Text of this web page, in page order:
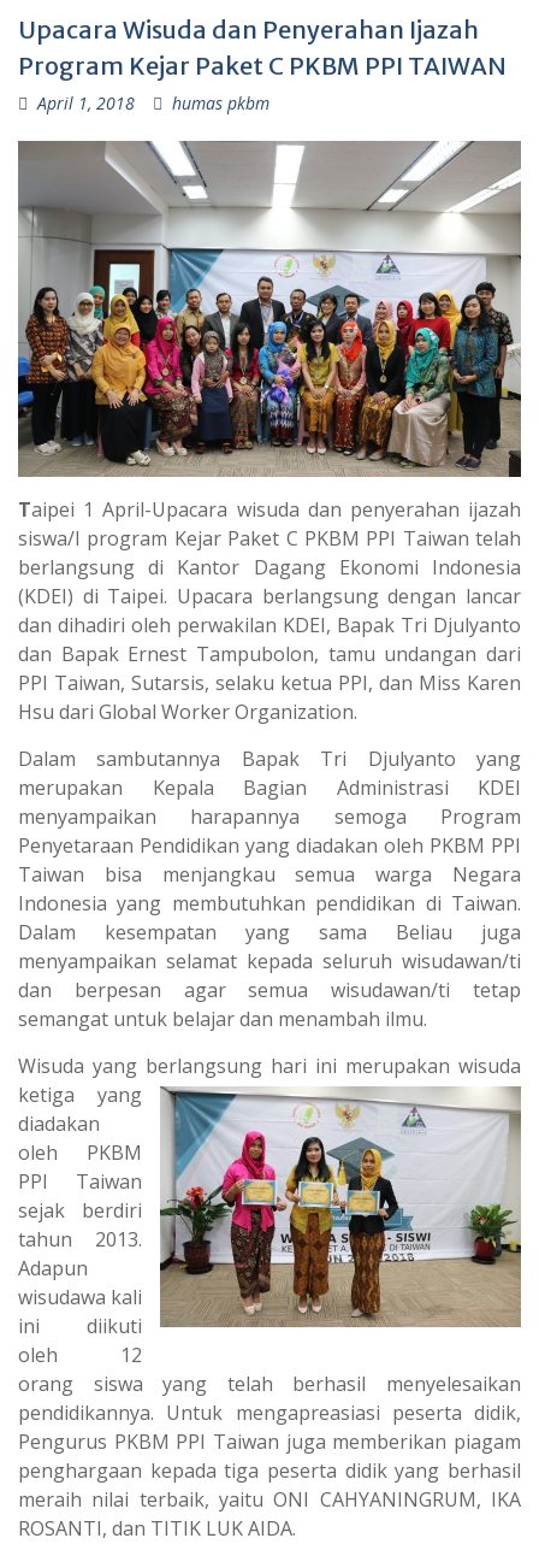
Upacara Wisuda dan Penyerahan Ijazah
Program Kejar Paket C PKBM PPI TAIWAN
April 1, 2018 humas pkbm
Taipei 1 April-Upacara wisuda dan penyerahan ijazah
siswa/I program Kejar Paket C PKBM PPI Taiwan telah
berlangsung di Kantor Dagang Ekonomi Indonesia
(KDEI) di Taipei. Upacara berlangsung dengan lancar
dan dihadiri oleh perwakilan KDEI, Bapak Tri Djulyanto
dan Bapak Ernest Tampubolon, tamu undangan dari
PPI Taiwan, Sutarsis, selaku ketua PPI, dan Miss Karen
Hsu dari Global Worker Organization.
Dalam sambutannya Bapak Tri Djulyanto yang
merupakan Kepala Bagian Administrasi KDEI
menyampaikan harapannya semoga Program
Penyetaraan Pendidikan yang diadakan oleh PKBM PPI
Taiwan bisa menjangkau semua warga Negara
Indonesia yang membutuhkan pendidikan di Taiwan.
Dalam kesempatan yang sama Beliau juga
menyampaikan selamat kepada seluruh wisudawan/ti
dan berpesan agar semua wisudawan/ti tetap
semangat untuk belajar dan menambah ilmu.
Wisuda yang berlangsung hari ini merupakan wisuda
ketiga yang
diadakan
oleh PKBM
PPI Taiwan
sejak berdiri
tahun 2013.
Adapun
wisudawa kali
ini diikuti
oleh 12
orang siswa yang telah berhasil menyelesaikan
pendidikannya. Untuk mengapreasiasi peserta didik,
Pengurus PKBM PPI Taiwan juga memberikan piagam
penghargaan kepada tiga peserta didik yang berhasil
meraih nilai terbaik, yaitu ONI CAHYANINGRUM, IKA
ROSANTI, dan TITIK LUK AIDA.